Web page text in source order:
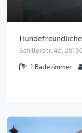
Schillerstr. 4a,
1 Badezimmer